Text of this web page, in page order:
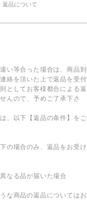
返品について
い等合った場合は、商品到
絡を頂いた上で返品を受付
としてお客様都合による返
んので、予めご了承下さ
、以下【返品の条件】をご
の場合のみ、返品をお受け
なる品が届いた場合
な商品の返品についてはお